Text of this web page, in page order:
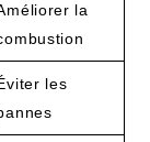
la
les